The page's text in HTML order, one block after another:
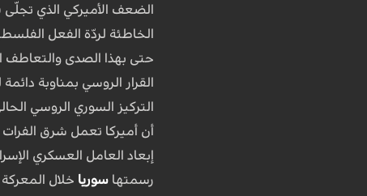
الضعف الأميركي الذي تجلّى
الخاطئة لردّة الفعل
حتى بهذا الصدى والتعاطف
القرار الروسي بمناوبة
التركيز السوري الروسي
أن أميركا تعمل شرق
إبعاد العامل العسكري
رسمتها سوريا خلال المعركة